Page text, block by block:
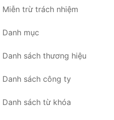
Miễn trừ trách nhiệm
Danh mục
Danh sách thương hiệu
Danh sách công ty
Danh sách từ khóa